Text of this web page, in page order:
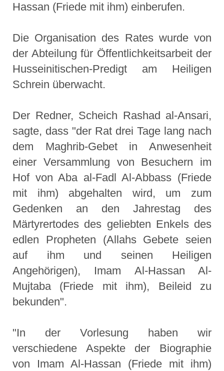
Hassan (Friede mit ihm) einberufen.
Die Organisation des Rates wurde von
der Abteilung für Öffentlichkeitsarbeit der
Husseinitischen-Predigt am Heiligen
Schrein überwacht.
Der Redner, Scheich Rashad al-Ansari,
sagte, dass "der Rat drei Tage lang nach
dem Maghrib-Gebet in Anwesenheit
einer Versammlung von Besuchern im
Hof von Aba al-Fadl Al-Abbass (Friede
mit ihm) abgehalten wird, um zum
Gedenken an den Jahrestag des
Märtyrertodes des geliebten Enkels des
edlen Propheten (Allahs Gebete seien
auf ihm und seinen Heiligen
Angehörigen), Imam Al-Hassan Al-
Mujtaba (Friede mit ihm), Beileid zu
bekunden".
"In der Vorlesung haben wir
verschiedene Aspekte der Biographie
von Imam Al-Hassan (Friede mit ihm)